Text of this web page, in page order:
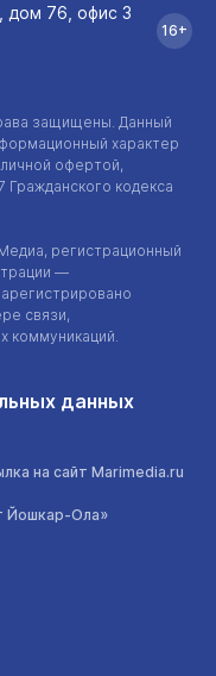
защищены. Данный
характер
офертой,
кодекса
регистрационный
—
связи,
коммуникаций.
данных
на сайт Marimedia.ru
Йошкар-Ола»
дом 76, офис 3
16+